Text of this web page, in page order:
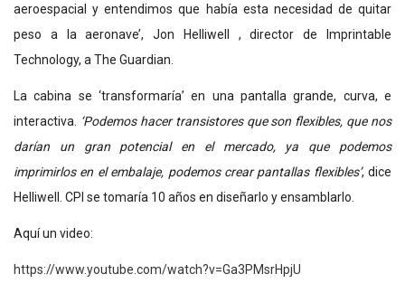
aeroespacial y entendimos que había esta necesidad de quitar
peso a la aeronave’, Jon Helliwell , director de Imprintable
Technology, a The Guardian.
La cabina se ‘transformaría’ en una pantalla grande, curva, e
interactiva.
‘Podemos hacer transistores que son flexibles, que nos
darían un gran potencial en el mercado, ya que podemos
imprimirlos en el embalaje, podemos crear pantallas flexibles’, dice
Helliwell. CPI se tomaría 10 años en diseñarlo y ensamblarlo.
Aquí un video:
https://www.youtube.com/watch?v=Ga3PMsrHpjU